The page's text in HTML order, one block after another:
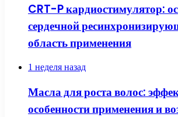
CRT-P кардиостимулятор:
сердечной
область применения
1 неделя назад
Масла для роста волос:
особенности применения и